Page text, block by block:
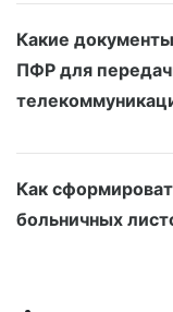
Какие
ПФР для
Как
больничных